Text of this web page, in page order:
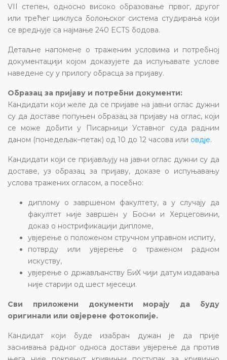
VII степен, односно високо образовање првог, другог
или трећег циклуса болоњског система студирања који
се вреднује са најмање 240 ECTS бодова.
Детаљне напомене о траженим условима и потребној
документацији којом доказујете да испуњавате услове
наведене су у прилогу обрасца за пријаву.
Образац за пријаву и потребни документи:
Кандидати који желе да се пријаве на јавни оглас дужни
су да доставе попуњен образац за пријаву на оглас, који
се може добити у Писарници Уставног суда радним
даном (понедељак–петак) од 10 до 12 часова или овдје.
Кандидати који се пријављују на јавни оглас дужни су да
доставе, уз образац за пријаву, доказе о испуњавању
услова тражених огласом, а посебно:
диплому о завршеном факултету, а у случају да
факултет није завршен у Босни и Херцеговини,
доказ о нострификацији дипломе,
увјерење о положеном стручном управном испиту,
потврду или увјерење о траженом радном
искуству,
увјерење о држављанству БиХ чији датум издавања
није старији од шест мјесеци.
Сви приложени документи морају да буду
оригинали или овјерене фотокопије.
Кандидат који буде изабран дужан је да прије
заснивања радног односа достави увјерење да против